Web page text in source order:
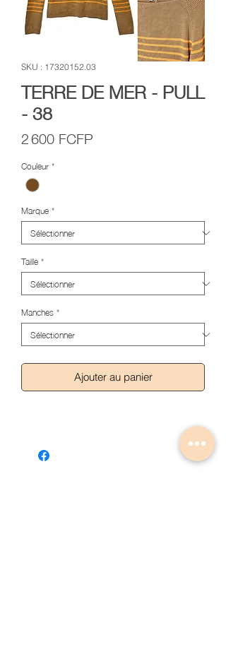
SKU : 17320152.03
TERRE DE MER - PULL
- 38
2 600 FCFP
Couleur*
Marque*
Taille*
Manches*
Ajouter au panier